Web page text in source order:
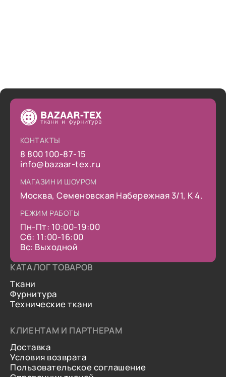
КОНТАКТЫ
8 800 100-87-15
info@bazaar-tex.ru
МАГАЗИН И ШОУРОМ
Москва, Семеновская Набережная 3/1, К 4.
РЕЖИМ РАБОТЫ
Пн-Пт: 10:00-19:00
Сб: 11:00-16:00
Вс: Выходной
КАТАЛОГ ТОВАРОВ
Ткани
Фурнитура
Технические ткани
КЛИЕНТАМ И ПАРТНЕРАМ
Доставка
Условия возврата
Пользовательское соглашение